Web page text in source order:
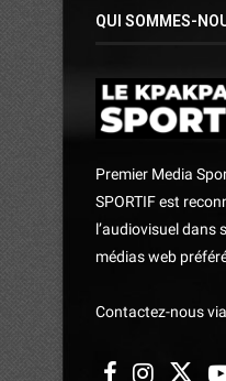
QUI SOMMES-
Premier Media
SPORTIF est
l’audiovisuel dans
médias web
Contactez-nous via